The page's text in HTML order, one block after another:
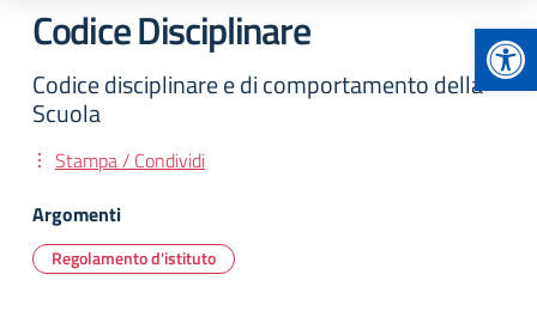
Codice Disciplinare
Codice disciplinare e di comportamento della
Scuola
Stampa / Condividi
Argomenti
Regolamento d'istituto